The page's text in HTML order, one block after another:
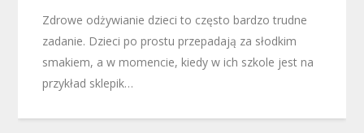
Zdrowe odżywianie dzieci to często bardzo trudne
zadanie. Dzieci po prostu przepadają za słodkim
smakiem, a w momencie, kiedy w ich szkole jest na
przykład sklepik…